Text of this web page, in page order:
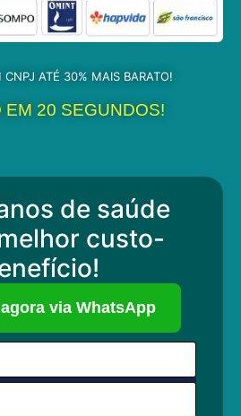
CNPJ ATÉ 30% MAIS BARATO!
EM 20 SEGUNDOS!
de saúde
custo-
via WhatsApp